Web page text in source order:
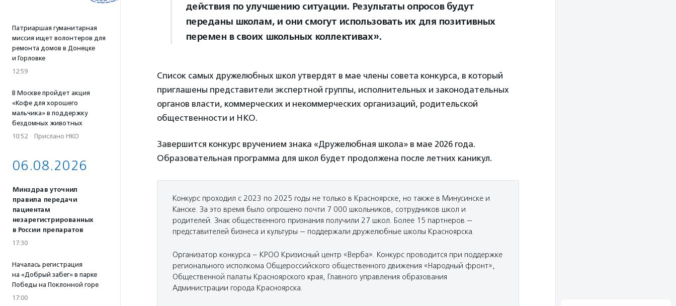
Патриаршая гуманитарная
миссия ищет волонтеров для
ремонта домов в Донецке
и Горловке
12:59
В Москве пройдет акция
«Кофе для хорошего
мальчика» в поддержку
бездомных животных
10:52 · Прислано НКО
06.08.2026
Минздрав уточнил
правила передачи
пациентам
незарегистрированных
в России препаратов
17:30
Началась регистрация
на «Добрый забег» в парке
Победы на Поклонной горе
17:00
действия по улучшению ситуации. Результаты опросов будут
переданы школам, и они смогут использовать их для позитивных
перемен в своих школьных коллективах».
Список самых дружелюбных школ утвердят в мае члены совета конкурса, в который
приглашены представители экспертной группы, исполнительных и законодательных
органов власти, коммерческих и некоммерческих организаций, родительской
общественности и НКО.
Завершится конкурс вручением знака «Дружелюбная школа» в мае 2026 года.
Образовательная программа для школ будет продолжена после летних каникул.
Конкурс проходил с 2023 по 2025 годы не только в Красноярске, но также в Минусинске и
Канске. За это время было опрошено почти 7 000 школьников, сотрудников школ и
родителей. Знак общественного признания получили 27 школ. Более 15 партнеров —
представителей бизнеса и культуры — поддержали дружелюбные школы Красноярска.
Организатор конкурса – КРОО Кризисный центр «Верба». Конкурс проводится при поддержке
регионального исполкома Общероссийского общественного движения «Народный фронт»,
Общественной палаты Красноярского края, Главного управления образования
Администрации города Красноярска.